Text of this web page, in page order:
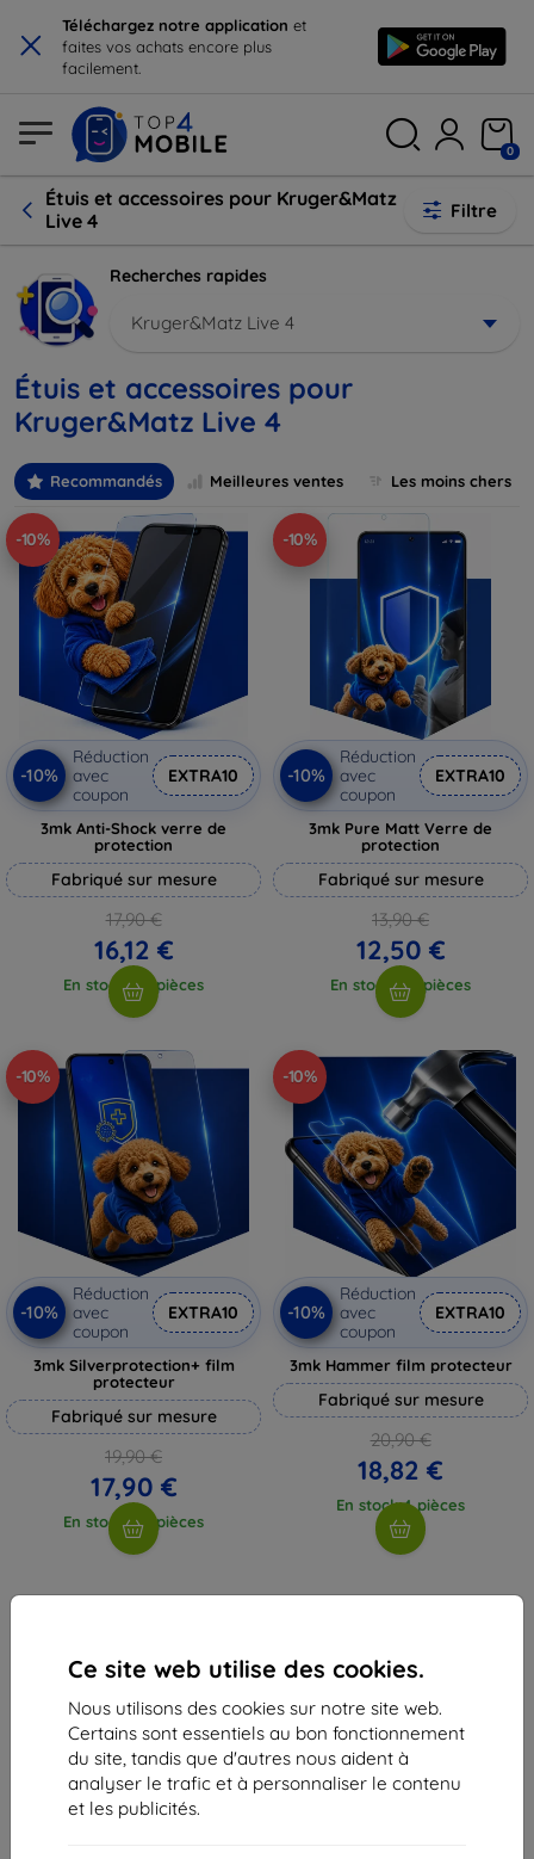
× Téléchargez notre application et
faites vos achats encore plus
facilement.
Ce site web utilise des cookies.
Nous utilisons des cookies sur notre site web.
Certains sont essentiels au bon fonctionnement
du site, tandis que d'autres nous aident à
analyser le trafic et à personnaliser le contenu
et les publicités.
0
Étuis et accessoires pour Kruger&Matz
Live 4
Filtre
Recherches rapides
Kruger&Matz Live 4
Étuis et accessoires pour
Kruger&Matz Live 4
Recommandés Meilleures ventes Les moins chers
-10%
-10%
Réduction
avec
coupon
EXTRA10
3mk Anti-Shock verre de
protection
Fabriqué sur mesure
17,90 €
16,12 €
En stock > 5 pièces
-10%
-10%
Réduction
avec
coupon
EXTRA10
3mk Pure Matt Verre de
protection
Fabriqué sur mesure
13,90 €
12,50 €
En stock > 5 pièces
-10%
-10%
Réduction
avec
coupon
EXTRA10
3mk Silverprotection+ film
protecteur
Fabriqué sur mesure
19,90 €
17,90 €
En stock > 5 pièces
-10%
-10%
Réduction
avec
coupon
EXTRA10
3mk Hammer film protecteur
Fabriqué sur mesure
20,90 €
18,82 €
En stock 4 pièces